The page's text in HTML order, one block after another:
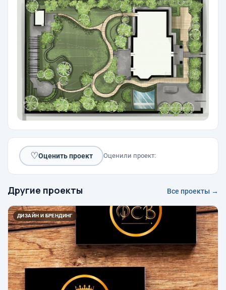
♡Оценить проект Оценили проект:
Другие проекты Все проекты →
ДИЗАЙН И БРЕНДИНГ